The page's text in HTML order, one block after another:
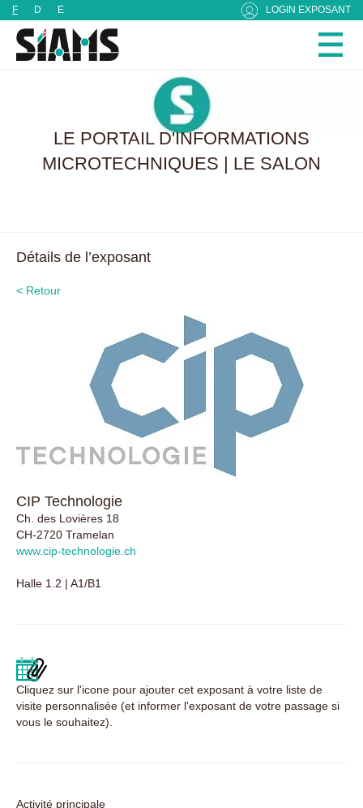
F D E LOGIN EXPOSANT
LE PORTAIL D'INFORMATIONS
MICROTECHNIQUES | LE SALON
Détails de l’exposant
< Retour
CIP Technologie
Ch. des Lovières 18
CH-2720 Tramelan
www.cip-technologie.ch
Halle 1.2 | A1/B1
Cliquez sur l'icone pour ajouter cet exposant à votre liste de
visite personnalisée (et informer l'exposant de votre passage si
vous le souhaitez).
Activité principale
Panneau de gestion des cookies